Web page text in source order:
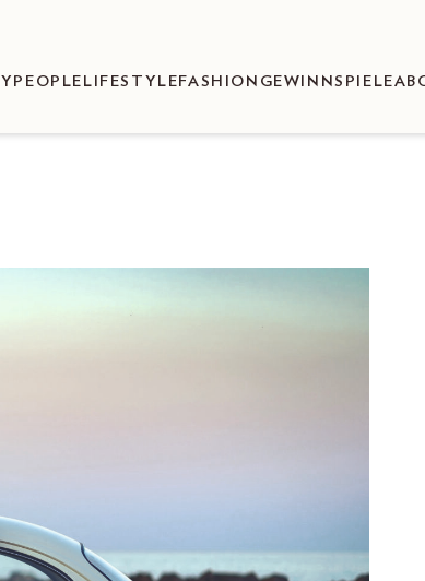
PEOPLE LIFESTYLEFASHION GEWINNSPIELE